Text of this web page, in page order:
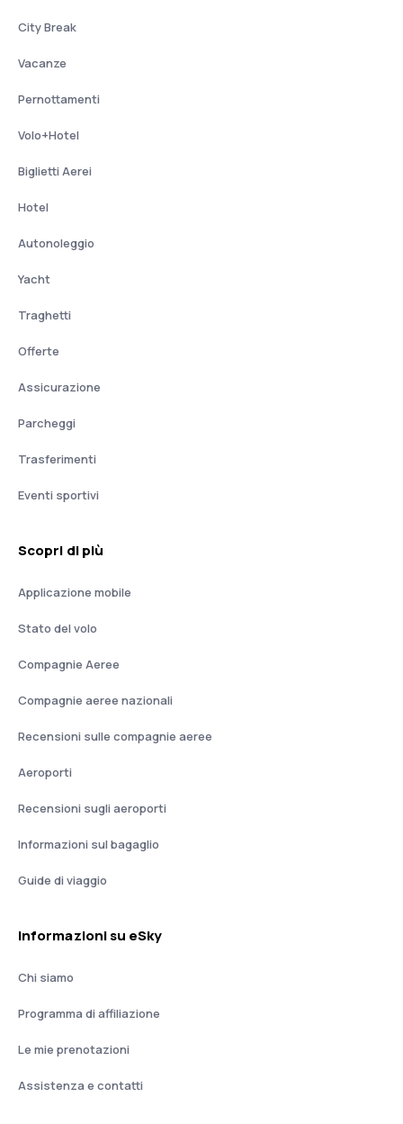
City Break
Vacanze
Pernottamenti
Volo+Hotel
Biglietti Aerei
Hotel
Autonoleggio
Yacht
Traghetti
Offerte
Assicurazione
Parcheggi
Trasferimenti
Eventi sportivi
Scopri di più
Applicazione mobile
Stato del volo
Compagnie Aeree
Compagnie aeree nazionali
Recensioni sulle compagnie aeree
Aeroporti
Recensioni sugli aeroporti
Informazioni sul bagaglio
Guide di viaggio
Informazioni su eSky
Chi siamo
Programma di affiliazione
Le mie prenotazioni
Assistenza e contatti